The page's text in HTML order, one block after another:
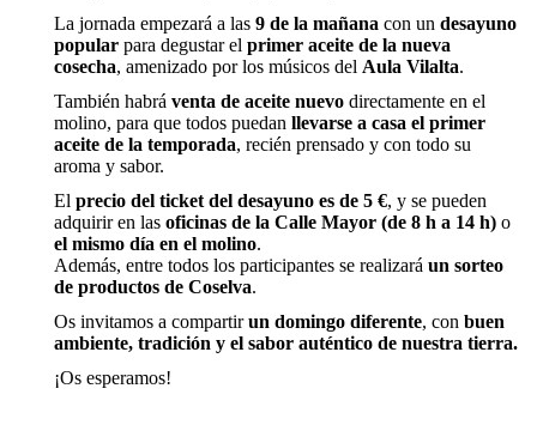
La jornada empezará a las 9 de la mañana con un desayuno
popularpara degustar el primer aceite de la nueva
cosecha, amenizado por los músicos del Aula Vilalta.
También habrá venta de aceite nuevodirectamente en el
molino, para que todos puedan llevarse a casa el primer
aceite de la temporada, recién prensado y con todo su
aroma y sabor.
El precio del ticket del desayuno es de 5 €, y se pueden
adquirir en las oficinas de la Calle Mayor (de 8 h a 14 h)o
el mismo día en el molino.
Además, entre todos los participantes se realizará un sorteo
de productos de Coselva.
Os invitamos a compartirun domingo diferente, con buen
ambiente, tradición y el sabor auténtico de nuestra tierra.
¡Os esperamos!